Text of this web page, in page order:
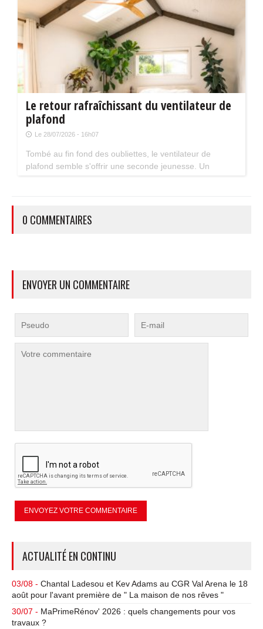
Le retour rafraîchissant du ventilateur de
plafond
Le 28/07/2026 - 16h07
Tombé au fin fond des oubliettes, le ventilateur de
plafond semble s'offrir une seconde jeunesse. Un
0 COMMENTAIRES
ENVOYER UN COMMENTAIRE
ACTUALITÉ EN CONTINU
03/08 - Chantal Ladesou et Kev Adams au CGR Val Arena le 18
août pour l'avant première de " La maison de nos rêves "
30/07 - MaPrimeRénov' 2026 : quels changements pour vos
travaux ?